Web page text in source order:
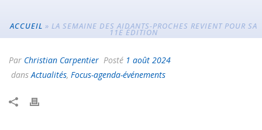
ACCUEIL » LA SEMAINE DES AIDANTS-PROCHES REVIENT POUR SA
11E ÉDITION
Par Christian Carpentier Posté 1 août 2024
dansActualités, Focus-agenda-événements